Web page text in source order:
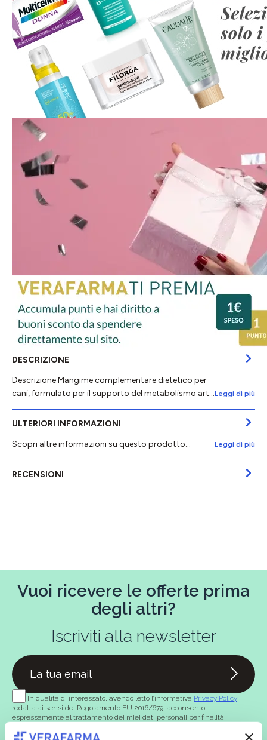
DESCRIZIONE
Descrizione Mangime complementare dietetico per
cani, formulato per il supporto del metabolismo art…Leggi di più
ULTERIORI INFORMAZIONI
Scopri altre informazioni su questo prodotto...
Leggi di più
RECENSIONI
Vuoi ricevere le offerte prima
degli altri?
Iscriviti alla newsletter
In qualità di interessato, avendo letto l’informativa Privacy Policy
redatta ai sensi del Regolamento EU 2016/679, acconsento
espressamente al trattamento dei miei dati personali per finalità
marketing (con modalità telematiche - quali ad es. newsletter ed e-mail